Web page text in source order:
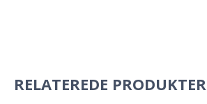
RELATEREDE PRODUKTER